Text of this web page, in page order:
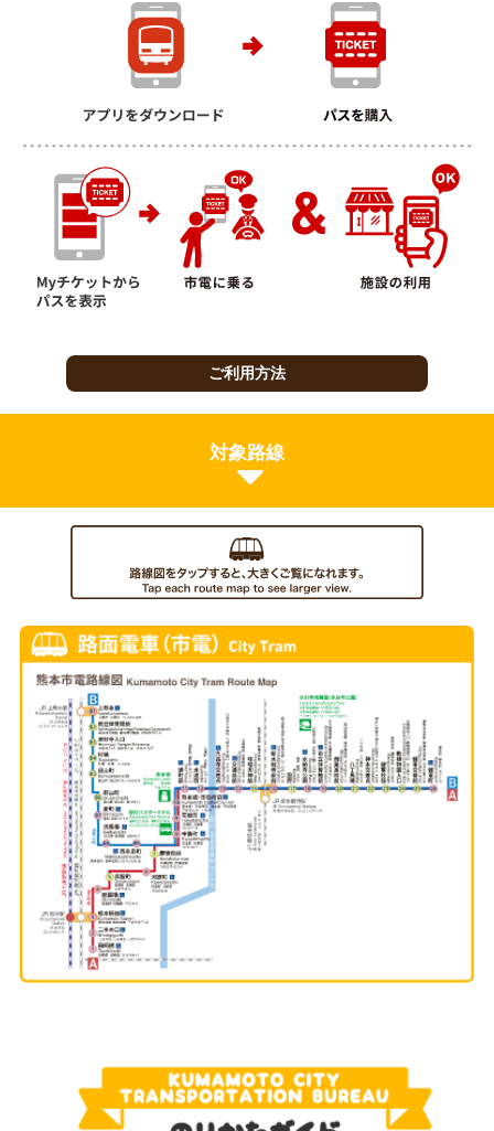
ご利用方法
対象路線